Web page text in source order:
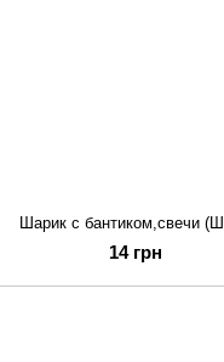
14 грн